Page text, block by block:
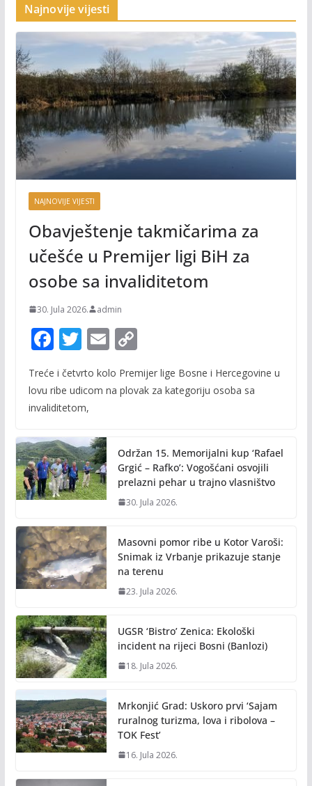
Najnovije vijesti
NAJNOVIJE VIJESTI
Obavještenje takmičarima za
učešće u Premijer ligi BiH za
osobe sa invaliditetom
30. Jula 2026. admin
F
ac
e
b
o
k
T
w
itt
er
E
m
ai
C
p
n
k
Treće i četvrto kolo Premijer lige Bosne i Hercegovine u
lovu ribe udicom na plovak za kategoriju osoba sa
invaliditetom,
Održan 15. Memorijalni kup ‘Rafael
Grgić – Rafko’: Vogošćani osvojili
prelazni pehar u trajno vlasništvo
30. Jula 2026.
Masovni pomor ribe u Kotor Varoši:
Snimak iz Vrbanje prikazuje stanje
na terenu
23. Jula 2026.
UGSR ‘Bistro’ Zenica: Ekološki
incident na rijeci Bosni (Banlozi)
18. Jula 2026.
Mrkonjić Grad: Uskoro prvi ‘Sajam
ruralnog turizma, lova i ribolova –
TOK Fest’
16. Jula 2026.